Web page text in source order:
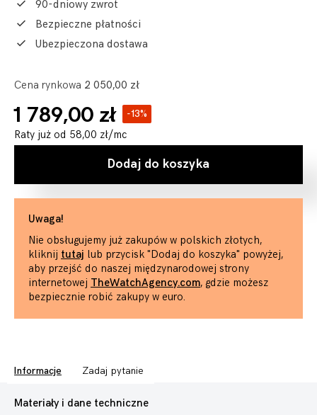
90-dniowy zwrot
Bezpieczne płatności
Ubezpieczona dostawa
Cena rynkowa 2 050,00 zł
1 789,00 zł -13%
Raty już od 58,00 zł/mc
Dodaj do koszyka
Uwaga!
Nie obsługujemy już zakupów w polskich złotych,
kliknij tutaj lub przycisk "Dodaj do koszyka" powyżej,
aby przejść do naszej międzynarodowej strony
internetowej TheWatchAgency.com, gdzie możesz
bezpiecznie robić zakupy w euro.
Informacje Zadaj pytanie
Materiały i dane techniczne